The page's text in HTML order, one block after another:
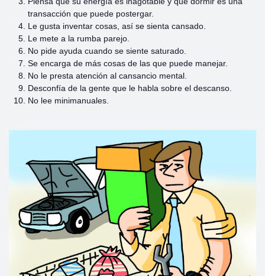
transacción que puede postergar.
Le gusta inventar cosas, así se sienta cansado.
Le mete a la rumba parejo.
No pide ayuda cuando se siente saturado.
Se encarga de más cosas de las que puede manejar.
No le presta atención al cansancio mental.
Desconfía de la gente que le habla sobre el descanso.
No lee minimanuales.